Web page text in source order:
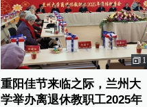
1
重阳佳节来临之际，兰州大
学举办离退休教职工2025年